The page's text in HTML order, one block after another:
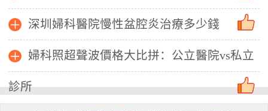
深圳婦科醫院慢性盆腔炎治療多少錢
婦科照超聲波價格大比拼：公立醫院vs私立
診所